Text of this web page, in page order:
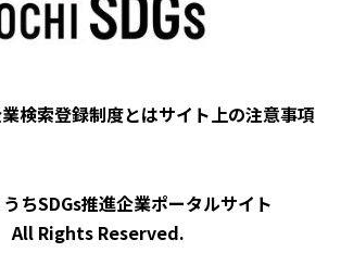
検索登録制度とはサイト上の注意事項
ちSDGs推進企業ポータルサイト
All Rights Reserved.